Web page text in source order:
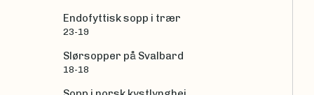
Endofyttisk sopp i trær
23-19
Slørsopper på Svalbard
18-18